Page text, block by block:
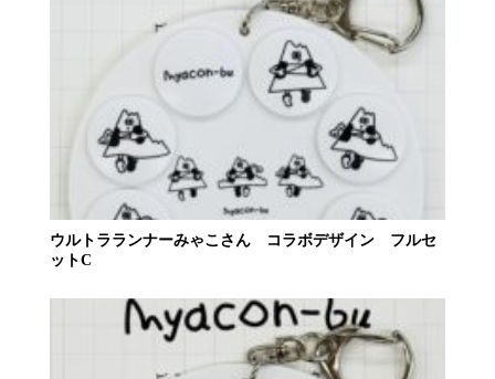
ウルトラランナーみゃこさん コラボデザイン フルセ
ットC